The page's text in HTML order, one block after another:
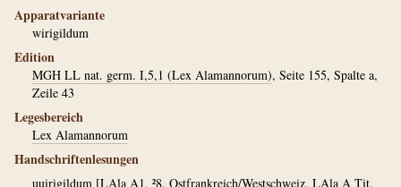
Apparatvariante
wirigildum
Edition
MGH LL nat. germ. I,5,1 (Lex Alamannorum), Seite 155, Spalte a,
Zeile 43
Legesbereich
Lex Alamannorum
Handschriftenlesungen
uuirigildum [LAla A1, ²8. Ostfrankreich/Westschweiz, LAla A Tit.